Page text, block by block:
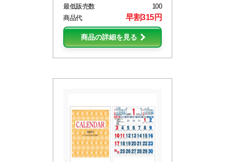
最低販売数
100
商品代
早割315円
商品の詳細を見る